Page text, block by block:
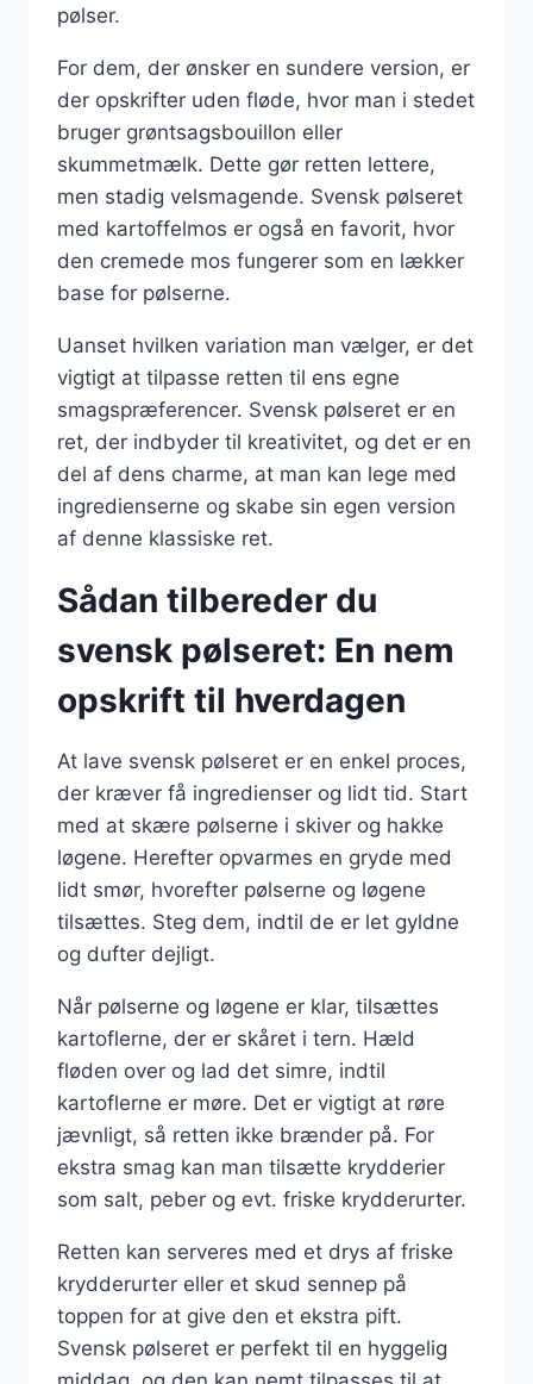
pølser.
For dem, der ønsker en sundere version, er
der opskrifter uden fløde, hvor man i stedet
bruger grøntsagsbouillon eller
skummetmælk. Dette gør retten lettere,
men stadig velsmagende. Svensk pølseret
med kartoffelmos er også en favorit, hvor
den cremede mos fungerer som en lækker
base for pølserne.
Uanset hvilken variation man vælger, er det
vigtigt at tilpasse retten til ens egne
smagspræferencer. Svensk pølseret er en
ret, der indbyder til kreativitet, og det er en
del af dens charme, at man kan lege med
ingredienserne og skabe sin egen version
af denne klassiske ret.
Sådan tilbereder du
svensk pølseret: En nem
opskrift til hverdagen
At lave svensk pølseret er en enkel proces,
der kræver få ingredienser og lidt tid. Start
med at skære pølserne i skiver og hakke
løgene. Herefter opvarmes en gryde med
lidt smør, hvorefter pølserne og løgene
tilsættes. Steg dem, indtil de er let gyldne
og dufter dejligt.
Når pølserne og løgene er klar, tilsættes
kartoflerne, der er skåret i tern. Hæld
fløden over og lad det simre, indtil
kartoflerne er møre. Det er vigtigt at røre
jævnligt, så retten ikke brænder på. For
ekstra smag kan man tilsætte krydderier
som salt, peber og evt. friske krydderurter.
Retten kan serveres med et drys af friske
krydderurter eller et skud sennep på
toppen for at give den et ekstra pift.
Svensk pølseret er perfekt til en hyggelig